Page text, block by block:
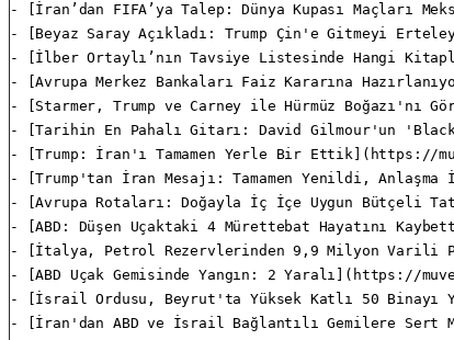
- [İran’dan FIFA’ya Talep: Dünya Kupası Maçları
- [Beyaz Saray Açıkladı: Trump Çin'e Gitmeyi
- [İlber Ortaylı’nın Tavsiye Listesinde Hangi
- [Avrupa Merkez Bankaları Faiz Kararına
- [Starmer, Trump ve Carney ile Hürmüz Boğazı'nı
- [Tarihin En Pahalı Gitarı: David Gilmour'un
- [Trump: İran'ı Tamamen Yerle Bir Ettik](https://
- [Trump'tan İran Mesajı: Tamamen Yenildi,
- [Avrupa Rotaları: Doğayla İç İçe Uygun Bütçeli
- [ABD: Düşen Uçaktaki 4 Mürettebat Hayatını
- [İtalya, Petrol Rezervlerinden 9,9 Milyon Varili
- [ABD Uçak Gemisinde Yangın: 2 Yaralı](https://
- [İsrail Ordusu, Beyrut'ta Yüksek Katlı 50
- [İran'dan ABD ve İsrail Bağlantılı Gemilere Sert